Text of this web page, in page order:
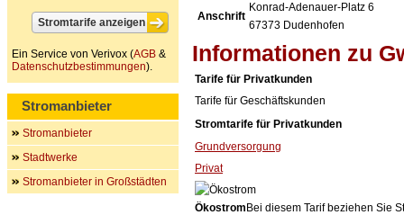
Anschrift
Konrad-Adenauer-Platz 6
67373 Dudenhofen
Informationen zu
Tarife für Privatkunden
Tarife für Geschäftskunden
Stromtarife für Privatkunden
Grundversorgung
Privat
Ökostrom Bei diesem Tarif beziehen Sie
Ein Service von Verivox (AGB &
Datenschutzbestimmungen).
Stromanbieter
Stromanbieter
Stadtwerke
Stromanbieter in Großstädten